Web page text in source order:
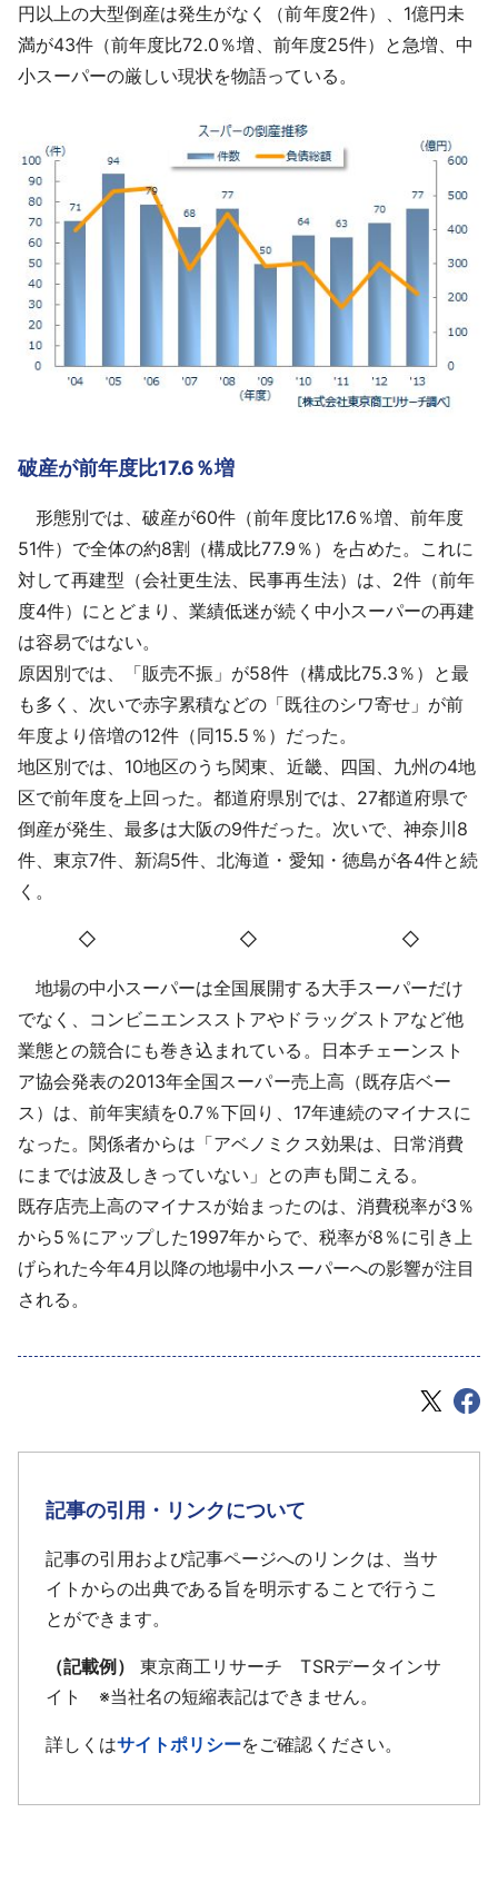
円以上の大型倒産は発生がなく（前年度2件）、1億円未
満が43件（前年度比72.0％増、前年度25件）と急増、中
小スーパーの厳しい現状を物語っている。
破産が前年度比17.6％増
形態別では、破産が60件（前年度比17.6％増、前年度
51件）で全体の約8割（構成比77.9％）を占めた。これに
対して再建型（会社更生法、民事再生法）は、2件（前年
度4件）にとどまり、業績低迷が続く中小スーパーの再建
は容易ではない。
原因別では、「販売不振」が58件（構成比75.3％）と最
も多く、次いで赤字累積などの「既往のシワ寄せ」が前
年度より倍増の12件（同15.5％）だった。
地区別では、10地区のうち関東、近畿、四国、九州の4地
区で前年度を上回った。都道府県別では、27都道府県で
倒産が発生、最多は大阪の9件だった。次いで、神奈川8
件、東京7件、新潟5件、北海道・愛知・徳島が各4件と続
く。
◇ ◇ ◇
地場の中小スーパーは全国展開する大手スーパーだけ
でなく、コンビニエンスストアやドラッグストアなど他
業態との競合にも巻き込まれている。日本チェーンスト
ア協会発表の2013年全国スーパー売上高（既存店ベー
ス）は、前年実績を0.7％下回り、17年連続のマイナスに
なった。関係者からは「アベノミクス効果は、日常消費
にまでは波及しきっていない」との声も聞こえる。
既存店売上高のマイナスが始まったのは、消費税率が3％
から5％にアップした1997年からで、税率が8％に引き上
げられた今年4月以降の地場中小スーパーへの影響が注目
される。
記事の引用・リンクについて
記事の引用および記事ページへのリンクは、当サ
イトからの出典である旨を明示することで行うこ
とができます。
（記載例）
東京商工リサーチ TSRデータインサ
イト ※当社名の短縮表記はできません。
詳しくはサイトポリシーをご確認ください。